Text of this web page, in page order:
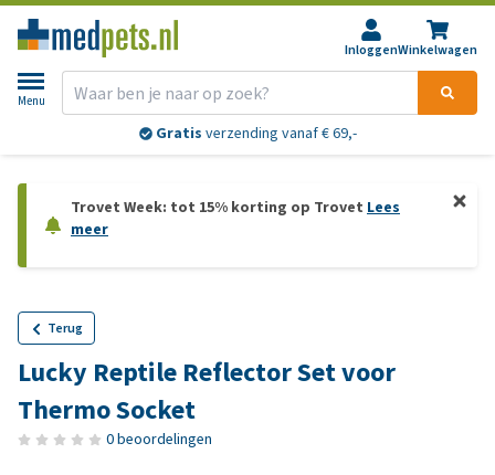
InloggenWinkelwagen
Menu
Gratis verzending vanaf € 69,-
Trovet Week: tot 15% korting op Trovet Lees
meer
Terug
Lucky Reptile Reflector Set voor
Thermo Socket
0 beoordelingen